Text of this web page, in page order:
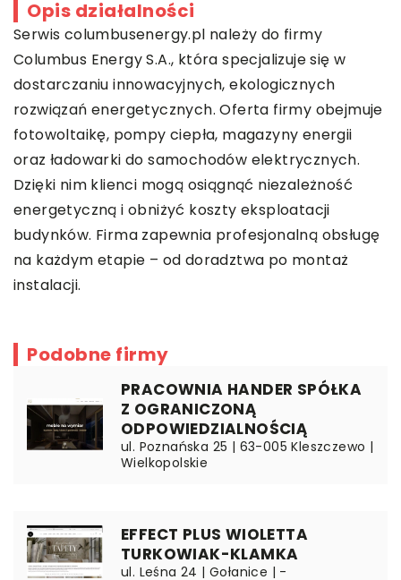
Opis działalności
Serwis columbusenergy.pl należy do firmy
Columbus Energy S.A., która specjalizuje się w
dostarczaniu innowacyjnych, ekologicznych
rozwiązań energetycznych. Oferta firmy obejmuje
fotowoltaikę, pompy ciepła, magazyny energii
oraz ładowarki do samochodów elektrycznych.
Dzięki nim klienci mogą osiągnąć niezależność
energetyczną i obniżyć koszty eksploatacji
budynków. Firma zapewnia profesjonalną obsługę
na każdym etapie – od doradztwa po montaż
instalacji.
Podobne firmy
PRACOWNIA HANDER SPÓŁKA
Z OGRANICZONĄ
ODPOWIEDZIALNOŚCIĄ
ul. Poznańska 25 | 63-005 Kleszczewo |
Wielkopolskie
EFFECT PLUS WIOLETTA
TURKOWIAK-KLAMKA
ul. Leśna 24 | Gołanice | -